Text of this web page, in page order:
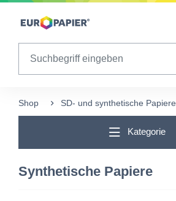
Table Of Content
Shop SD- und synthetische Papiere
Kategorie
Synthetische Papiere